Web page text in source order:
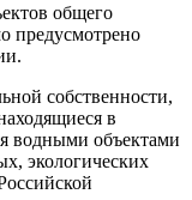
общего
предусмотрено
собственности,
в
водными объектами
экологических